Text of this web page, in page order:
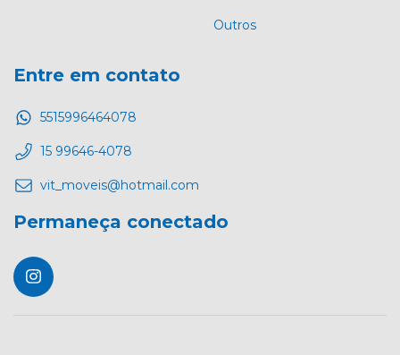
Outros
Entre em contato
5515996464078
15 99646-4078
vit_moveis@hotmail.com
Permaneça conectado